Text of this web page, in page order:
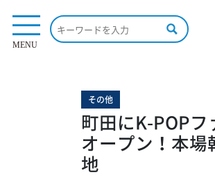
MENU
その他
町田にK-POP
オープン！本
地